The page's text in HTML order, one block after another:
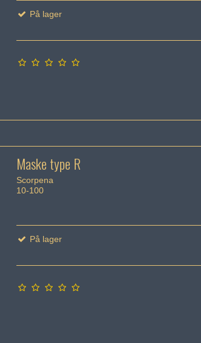
På lager
Maske type R
Scorpena
10-100
På lager